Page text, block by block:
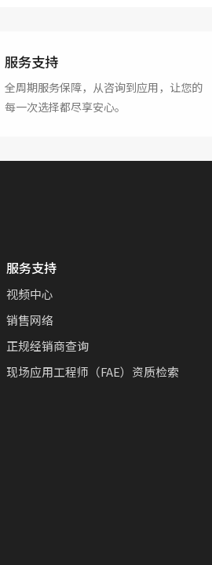
服务支持
全周期服务保障，从咨询到应用，让您的
每一次选择都尽享安心。
服务支持
视频中心
销售网络
正规经销商查询
现场应用工程师（FAE）资质检索